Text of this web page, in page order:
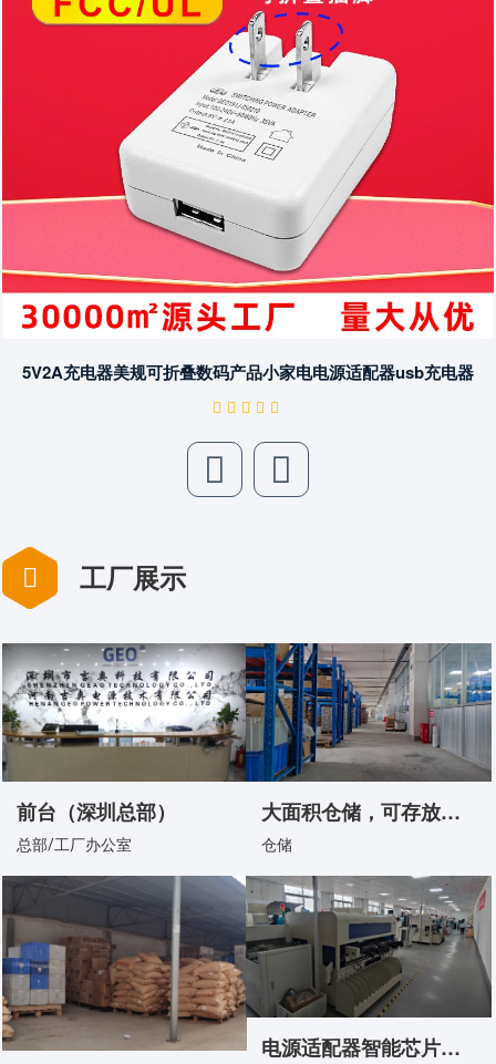
详细
5V2A充电器美规可折叠数码产品小家电电源适配器usb充电器
工厂展示
前台（深圳总部）
总部/工厂办公室
大面积仓储，可存放大面积货物
仓储
电源适配器智能芯片生产车间